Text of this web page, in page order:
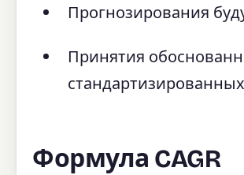
Прогнозирования
Принятия
Формула CAGR